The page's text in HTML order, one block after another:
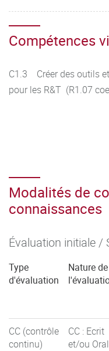
Compétences
C1.3 Créer des outils
pour les R&T (R1.07
Modalités de
connaissances
Évaluation initiale /
Type
d'évaluation
Nature de
CC (contrôle
continu)
CC : Ecrit
et/ou Oral